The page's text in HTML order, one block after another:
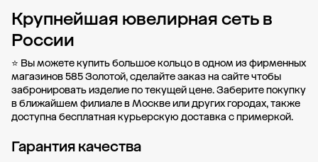
Добавить в корзину Добавить в корзину
Крупнейшая ювелирная сеть в
России
⭐ Вы можете купить большое кольцо в одном из фирменных
магазинов 585 Золотой, сделайте заказ на сайте чтобы
забронировать изделие по текущей цене. Заберите покупку
в ближайшем филиале в Москве илидругих городах, также
доступна бесплатная курьерскую доставка с примеркой.
Гарантия качества